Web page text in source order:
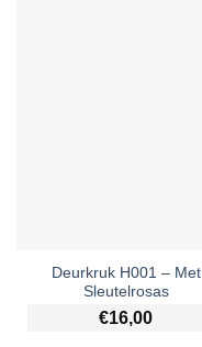
Deurkruk H001 – Met
Sleutelrosas
€16,00